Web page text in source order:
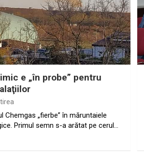
e „în probe” pentru
Chemgas „fierbe” în măruntaiele
Primul semn s-a arătat pe cerul…